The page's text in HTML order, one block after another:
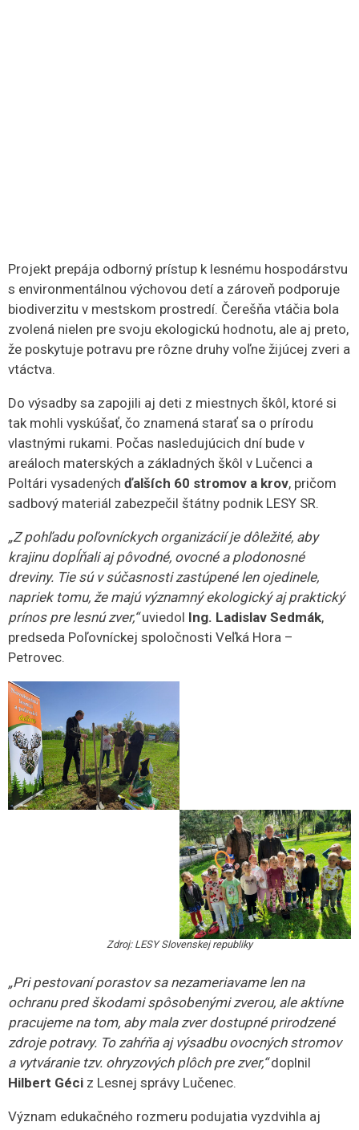
Projekt prepája odborný prístup k lesnému hospodárstvu
s environmentálnou výchovou detí a zároveň podporuje
biodiverzitu v mestskom prostredí. Čerešňa vtáčia bola
zvolená nielen pre svoju ekologickú hodnotu, ale aj preto,
že poskytuje potravu pre rôzne druhy voľne žijúcej zveri a
vtáctva.
Do výsadby sa zapojili aj deti z miestnych škôl, ktoré si
tak mohli vyskúšať, čo znamená starať sa o prírodu
vlastnými rukami. Počas nasledujúcich dní bude v
areáloch materských a základných škôl v Lučenci a
Poltári vysadených ďalších 60 stromov a krov, pričom
sadbový materiál zabezpečil štátny podnik LESY SR.
„Z pohľadu poľovníckych organizácií je dôležité, aby
krajinu dopĺňali aj pôvodné, ovocné a plodonosné
dreviny. Tie sú v súčasnosti zastúpené len ojedinele,
napriek tomu, že majú významný ekologický aj praktický
prínos pre lesnú zver,“uviedol Ing. Ladislav Sedmák,
predseda Poľovníckej spoločnosti Veľká Hora –
Petrovec.
Zdroj: LESY Slovenskej republiky
„Pri pestovaní porastov sa nezameriavame len na
ochranu pred škodami spôsobenými zverou, ale aktívne
pracujeme na tom, aby mala zver dostupné prirodzené
zdroje potravy. To zahŕňa aj výsadbu ovocných stromov
a vytváranie tzv. ohryzových plôch pre zver,“doplnil
Hilbert Géci z Lesnej správy Lučenec.
Význam edukačného rozmeru podujatia vyzdvihla aj